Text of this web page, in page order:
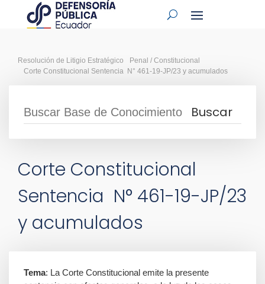
Resolución de Litigio Estratégico
Penal / Constitucional
Corte Constitucional Sentencia N° 461-19-JP/23 y acumulados
Corte Constitucional
Sentencia N° 461-19-JP/23
y acumulados
Tema: La Corte Constitucional emite la presente